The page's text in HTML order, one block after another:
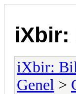
iXbir:
iXbir:
Genel >